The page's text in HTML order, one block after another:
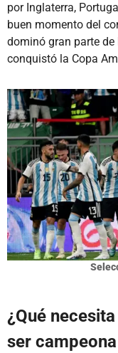
por Inglaterra,
buen momento del
dominó gran parte
conquistó la Copa
¿Qué
ser